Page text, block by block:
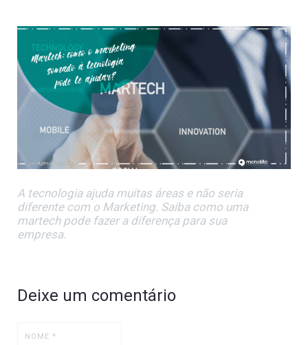
A tecnologia ajuda muitas áreas e não seria
diferente com o Marketing. Saiba como uma
martech pode fazer a diferença para sua
empresa.
Deixe um comentário